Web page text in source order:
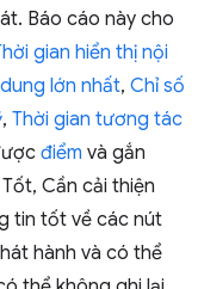
Báo cáo này cho
gian hiển thị nội
lớn nhất, Chỉ số
, Thời gian tương tác
điểm và gắn
Cần cải thiện
tin tốt về các nút
hành và có thể